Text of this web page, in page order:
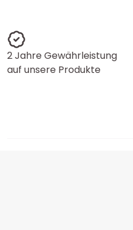
2 Jahre Gewährleistung
auf unsere Produkte